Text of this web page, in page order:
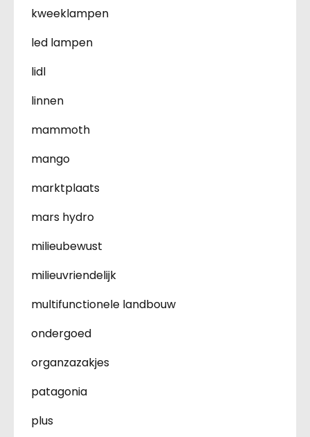
kweeklampen
led lampen
lidl
linnen
mammoth
mango
marktplaats
mars hydro
milieubewust
milieuvriendelijk
multifunctionele landbouw
ondergoed
organzazakjes
patagonia
plus